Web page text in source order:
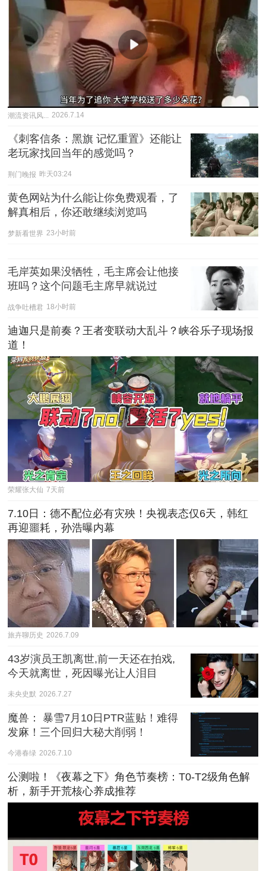
潮流资讯风... 2026.7.14
《刺客信条：黑旗 记忆重置》还能让
老玩家找回当年的感觉吗？
荆门晚报 昨天03:24
黄色网站为什么能让你免费观看，了
解真相后，你还敢继续浏览吗
梦新看世界 23小时前
毛岸英如果没牺牲，毛主席会让他接
班吗？这个问题毛主席早就说过
战争吐槽君 18小时前
迪迦只是前奏？王者变联动大乱斗？峡谷乐子现场报
道！
荣耀张大仙 7天前
7.10日：德不配位必有灾殃！央视表态仅6天，韩红
再迎噩耗，孙浩曝内幕
旅卉聊历史 2026.7.09
43岁演员王凯离世,前一天还在拍戏,
今天就离世，死因曝光让人泪目
未央史默 2026.7.27
魔兽： 暴雪7月10日PTR蓝贴！难得
发麻！三个回归大秘大削弱！
今港春绿 2026.7.10
公测啦！《夜幕之下》角色节奏榜：T0-T2级角色解
析，新手开荒核心养成推荐